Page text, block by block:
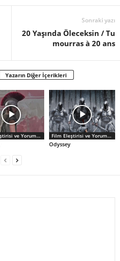
Sonraki yazı
20 Yaşında Öleceksin / Tu
mourras à 20 ans
Yazarın Diğer İçerikleri
Film Eleştirisi ve Yorumlar Film Eleştirisi ve Yorumlar
Odyssey